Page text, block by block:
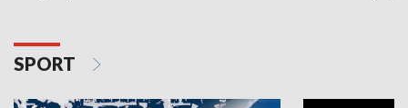
SPORT